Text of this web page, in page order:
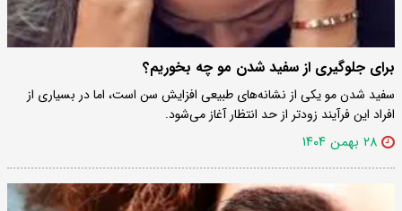
برای جلوگیری از سفید شدن مو چه بخوریم؟
سفید شدن مو یکی از نشانه‌های طبیعی افزایش سن است، اما در بسیاری از
افراد این فرآیند زودتر از حد انتظار آغاز می‌شود.
۲۸ بهمن ۱۴۰۴